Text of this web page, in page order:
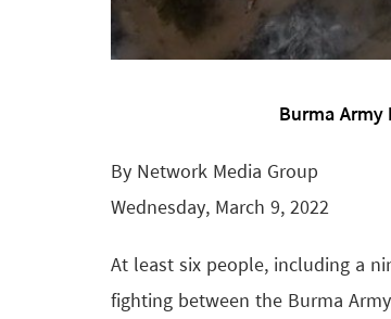
Burma Army
By Network Media Group
Wednesday, March 9, 2022
At least six people, including a
fighting between the Burma